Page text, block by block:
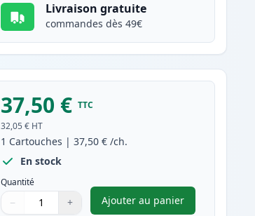
Livraison gratuite
commandes dès 49€
37,50 € TTC
32,05 € HT
1 Cartouches |37,50 € /ch.
En stock
Quantité
Quantité
Utilisez les boutons pour ajuster
− +
Quantité
Ajouter au panier
,Canon 728 toner